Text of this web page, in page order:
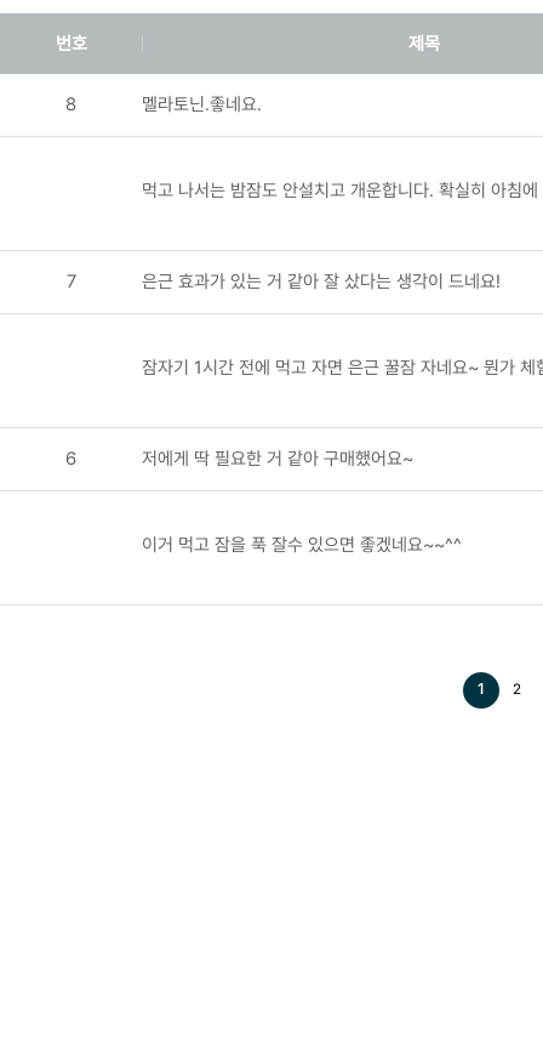
번호 제목
8 멜라토닌.좋네요.
먹고 나서는 밤잠도 안설치고 개운합니다. 확실히 아침
7 은근 효과가 있는 거 같아 잘 샀다는 생각이 드네요!
잠자기 1시간 전에 먹고 자면 은근 꿀잠 자네요~ 뭔가
6 저에게 딱 필요한 거 같아 구매했어요~
이거 먹고 잠을 푹 잘수 있으면 좋겠네요~~^^
1 2